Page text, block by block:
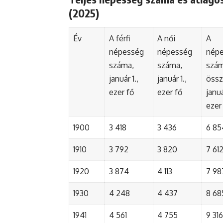
(2025)
Év
A férfi
népesség
száma,
január 1.,
ezer fő
A női
népesség
száma,
január 1.,
ezer fő
A
1900 3 418 3 436 6
1910 3 792 3 820 7 612
1920 3 874 4 113 7
1930 4 248 4 437 8
1941 4 561 4 755 9 316